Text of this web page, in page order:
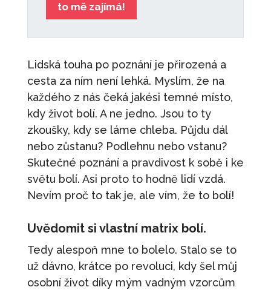
to mě zajímá!
Lidská touha po poznání je přirozená a
cesta za ním není lehká. Myslím, že na
každého z nás čeká jakési temné místo,
kdy život bolí. A ne jedno. Jsou to ty
zkoušky, kdy se láme chleba. Půjdu dál
nebo zůstanu? Podlehnu nebo vstanu?
Skutečné poznání a pravdivost k sobě i ke
světu bolí. Asi proto to hodně lidí vzdá.
Nevím proč to tak je, ale vím, že to bolí!
Uvědomit si vlastní matrix bolí.
Tedy alespoň mne to bolelo. Stalo se to
už dávno, krátce po revoluci, kdy šel můj
osobní život díky mým vadným vzorcům